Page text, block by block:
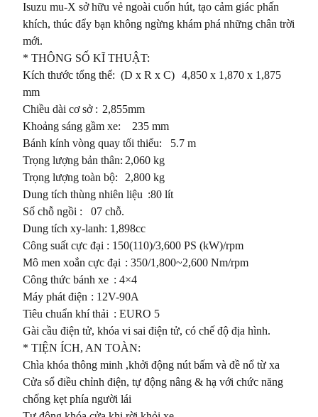
Isuzu mu-X sở hữu vẻ ngoài cuốn hút, tạo cảm giác phấn
khích, thúc đẩy bạn không ngừng khám phá những chân trời
mới.
* THÔNG SỐ KĨ THUẬT:
Kích thước tổng thể:  (D x R x C)	4,850 x 1,870 x 1,875
mm
Chiều dài cơ sở : 	2,855mm
Khoảng sáng gầm xe:    235 mm
Bánh kính vòng quay tối thiểu:	5.7 m
Trọng lượng bản thân:	2,060 kg
Trọng lượng toàn bộ:	2,800 kg
Dung tích thùng nhiên liệu	:80 lít
Số chỗ ngồi	:	07 chỗ.
Dung tích xy-lanh: 1,898cc
Công suất cực đại : 150(110)/3,600 PS (kW)/rpm
Mô men xoắn cực đại	: 350/1,800~2,600 Nm/rpm
Công thức bánh xe	: 4×4
Máy phát điện	: 12V-90A
Tiêu chuẩn khí thải	: EURO 5
Gài cầu điện tử, khóa vi sai điện tử, có chế độ địa hình.
* TIỆN ÍCH, AN TOÀN:
Chìa khóa thông minh ,khởi động nút bấm và đề nổ từ xa
Cửa sổ điều chỉnh điện, tự động nâng & hạ với chức năng
chống kẹt phía người lái